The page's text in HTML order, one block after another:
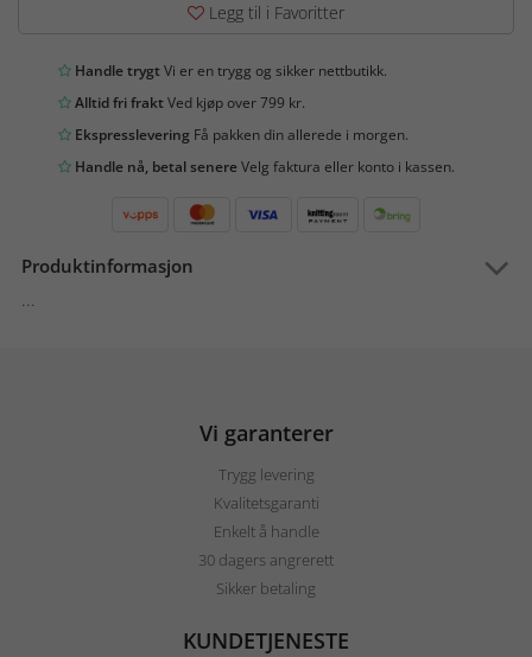
Legg til i Favoritter
Handle trygtVi er en trygg og sikker nettbutikk.
Alltid fri fraktVed kjøp over 799 kr.
Ekspresslevering Få pakken din allerede i morgen.
Handle nå, betal senereVelg faktura eller konto i kassen.
Produktinformasjon
...
Vi garanterer
Trygg levering
Kvalitetsgaranti
Enkelt å handle
30 dagers angrerett
Sikker betaling
KUNDETJENESTE